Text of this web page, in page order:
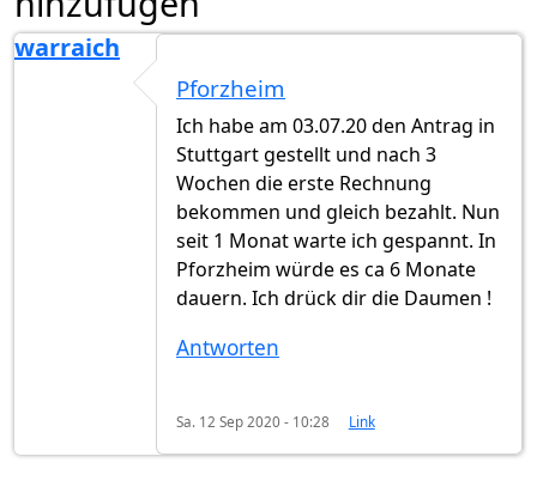
warraich
Pforzheim
Ich habe am 03.07.20 den Antrag in
Stuttgart gestellt und nach 3
Wochen die erste Rechnung
bekommen und gleich bezahlt. Nun
seit 1 Monat warte ich gespannt. In
Pforzheim würde es ca 6 Monate
dauern. Ich drück dir die Daumen !
Antworten
Sa. 12 Sep 2020 - 10:28 Link